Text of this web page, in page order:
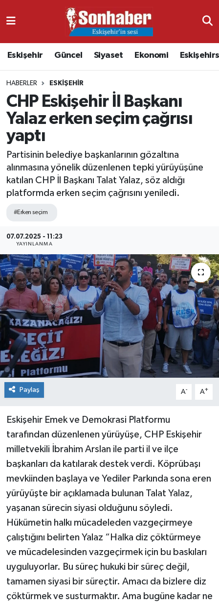
Eskişehir Güncel Siyaset Ekonomi
HABERLER ESKIŞEHIR
CHP Eskişehir İl Başkanı
Yalaz erken seçim çağrısı
yaptı
Partisinin belediye başkanlarının gözaltına
alınmasına yönelik düzenlenen tepki yürüyüşüne
katılan CHP İl Başkanı Talat Yalaz, söz aldığı
platformda erken seçim çağrısını yeniledi.
#Erken seçim
07.07.2025 - 11:23
YAYINLANMA
Paylaş A- A+
Eskişehir Emek ve Demokrasi Platformu
tarafından düzenlenen yürüyüşe, CHP Eskişehir
milletvekili İbrahim Arslan ile parti il ve ilçe
başkanları da katılarak destek verdi. Köprübaşı
mevkiinden başlaya ve Yediler Parkında sona eren
yürüyüşte bir açıklamada bulunan Talat Yalaz,
yaşanan sürecin siyasi olduğunu söyledi.
Hükümetin halkı mücadeleden vazgeçirmeye
çalıştığını belirten Yalaz “Halka diz çöktürmeye
ve mücadelesinden vazgeçirmek için bu baskıları
uyguluyorlar. Bu süreç hukuki bir süreç değil,
tamamen siyasi bir süreçtir. Amacı da bizlere diz
çöktürmek ve susturmaktır. Ama bugüne kadar ne
Ekonomi
Güncel
Kültür & Sanat
Magazin
Resmi İlanlar
Sağlık
Siyaset
Spor
Nöbetçi Eczaneler
Namaz Vakitleri
Trafik Durumu
Süper Lig Puan Durumu ve Fikstür
Tüm Manşetler
Son Dakika Haberleri
Haber Arşivi